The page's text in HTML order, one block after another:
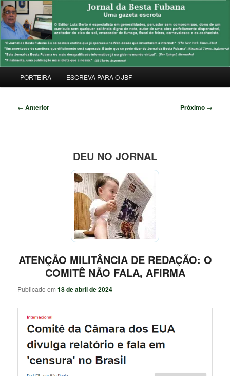
Pular
para
o
conteúdo
principalJORNAL DA BESTA FUBANA
Uma Gazeta Escrota
principal
PORTEIRA ESCREVA PARA O JBF
Navegação
← Anterior Próximo →
DEU NO JORNAL
ATENÇÃO MILITÂNCIA DE REDAÇÃO: O
COMITÊ NÃO FALA, AFIRMA
Publicado em18 de abril de 2024